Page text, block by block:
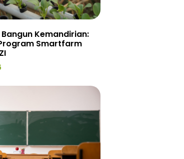
Kemandirian:
Smartfarm